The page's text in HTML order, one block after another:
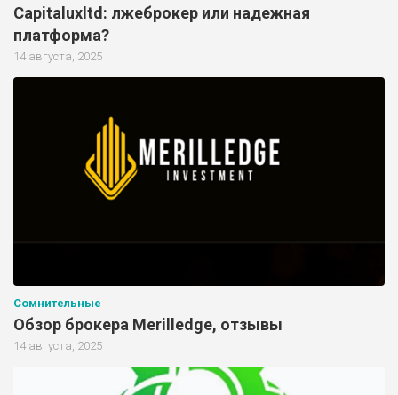
Capitaluxltd: лжеброкер или надежная
платформа?
14 августа, 2025
Сомнительные
Обзор брокера Merilledge, отзывы
14 августа, 2025